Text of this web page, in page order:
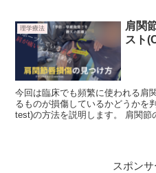
みてください。
理学療法
肩関
スト
今回は臨床でも頻繁に使われる肩
るものが損傷しているかどうかを
test)の方法を説明します。 肩関節
スポン